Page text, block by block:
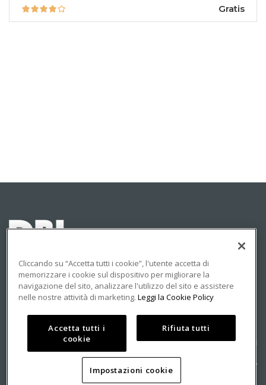
Gratis
© 2023 DBInformation S.p.A - Partita IVA: 09293820156
Centro Direzionale Milanofiori
Strada 4, Palazzo A, Scala 2
Cliccando su “Accetta tutti i cookie”, l'utente accetta di
memorizzare i cookie sul dispositivo per migliorare la
navigazione del sito, analizzare l'utilizzo del sito e assistere
nelle nostre attività di marketing. Leggi la Cookie Policy
Accetta tutti i
cookie
Rifiuta tutti
Impostazioni cookie